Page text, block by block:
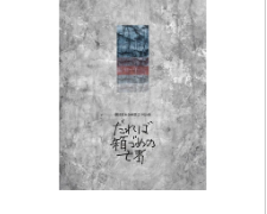
と不思議な腕輪だけ…。アミンは
再び立ち上がり、母ナシームを救
い出すことができるでしょう
か！？